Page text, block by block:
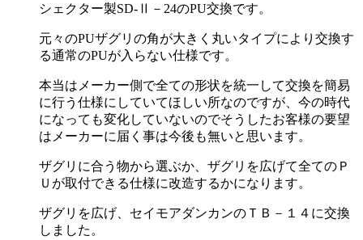
シェクター製SD-Ⅱ－24のPU交換です。
元々のPUザグリの角が大きく丸いタイプにより交換す
る通常のPUが入らない仕様です。
本当はメーカー側で全ての形状を統一して交換を簡易
に行う仕様にしていてほしい所なのですが、今の時代
になっても変化していないのでそうしたお客様の要望
はメーカーに届く事は今後も無いと思います。
ザグリに合う物から選ぶか、ザグリを広げて全てのＰ
Ｕが取付できる仕様に改造するかになります。
ザグリを広げ、セイモアダンカンのＴＢ－１４に交換
しました。